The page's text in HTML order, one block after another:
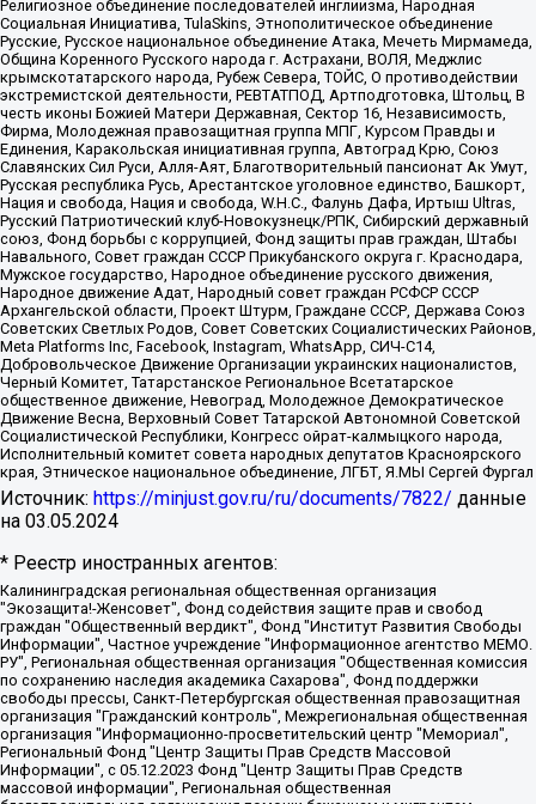
Религиозное объединение последователей инглиизма, Народная
Социальная Инициатива, TulaSkins, Этнополитическое объединение
Русские, Русское национальное объединение Атака, Мечеть Мирмамеда,
Община Коренного Русского народа г. Астрахани, ВОЛЯ, Меджлис
крымскотатарского народа, Рубеж Севера, ТОЙС, О противодействии
экстремистской деятельности, РЕВТАТПОД, Артподготовка, Штольц, В
честь иконы Божией Матери Державная, Сектор 16, Независимость,
Фирма, Молодежная правозащитная группа МПГ, Курсом Правды и
Единения, Каракольская инициативная группа, Автоград Крю, Союз
Славянских Сил Руси, Алля-Аят, Благотворительный пансионат Ак Умут,
Русская республика Русь, Арестантское уголовное единство, Башкорт,
Нация и свобода, Нация и свобода, W.H.С., Фалунь Дафа, Иртыш Ultras,
Русский Патриотический клуб-Новокузнецк/РПК, Сибирский державный
союз, Фонд борьбы с коррупцией, Фонд защиты прав граждан, Штабы
Навального, Совет граждан СССР Прикубанского округа г. Краснодара,
Мужское государство, Народное объединение русского движения,
Народное движение Адат, Народный совет граждан РСФСР СССР
Архангельской области, Проект Штурм, Граждане СССР, Держава Союз
Советских Светлых Родов, Совет Советских Социалистических Районов,
Meta Platforms Inc, Facebook, Instagram, WhatsApp, СИЧ-С14,
Добровольческое Движение Организации украинских националистов,
Черный Комитет, Татарстанское Региональное Всетатарское
общественное движение, Невоград, Молодежное Демократическое
Движение Весна, Верховный Совет Татарской Автономной Советской
Социалистической Республики, Конгресс ойрат-калмыцкого народа,
Исполнительный комитет совета народных депутатов Красноярского
края, Этническое национальное объединение, ЛГБТ, Я.МЫ Сергей Фургал
Источник: https://minjust.gov.ru/ru/documents/7822/ данные
на 03.05.2024
* Реестр иностранных агентов:
Калининградская региональная общественная организация "Экозащита!-Женсовет", Фонд содействия защите прав и свобод граждан "Общественный вердикт", Фонд "Институт Развития Свободы Информации", Частное учреждение "Информационное агентство МЕМО. РУ", Региональная общественная организация "Общественная комиссия по сохранению наследия академика Сахарова", Фонд поддержки свободы прессы, Санкт-Петербургская общественная правозащитная организация "Гражданский контроль", Межрегиональная общественная организация "Информационно-просветительский центр "Мемориал", Региональный Фонд "Центр Защиты Прав Средств Массовой Информации", с 05.12.2023 Фонд "Центр Защиты Прав Средств массовой информации", Региональная общественная благотворительная организация помощи беженцам и мигрантам "Гражданское содействие", Негосударственное образовательное учреждение дополнительного профессионального образования (повышение квалификации) специалистов "АКАДЕМИЯ ПО ПРАВАМ ЧЕЛОВЕКА", Свердловская региональная общественная организация "Сутяжник", Автономная некоммерческая организация "Центр независимых социологических исследований", Союз общественных объединений "Российский исследовательский центр по правам человека", Региональное общественное учреждение научно-информационный центр "МЕМОРИАЛ", Некоммерческая организация "Фонд защиты гласности", Автономная некоммерческая организация "Институт прав человека", Городская общественная организация "Екатеринбургское общество "МЕМОРИАЛ", Городская общественная организация "Рязанское историко-просветительское и правозащитное общество "Мемориал" (Рязанский Мемориал), Челябинский региональный орган общественной самодеятельности – женское общественное объединение "Женщины Евразии", Челябинский региональный орган общественной самодеятельности "Уральская правозащитная группа", Фонд содействия защите здоровья и социальной справедливости имени Андрея Рылькова, Автономная Некоммерческая Организация "Аналитический Центр Юрия Левады", Автономная некоммерческая организация социальной поддержки населения "Проект Апрель", Региональная общественная организация помощи женщинам и детям, находящимся в кризисной ситуации "Информационно-методический центр "Анна", Фонд содействия развитию массовых коммуникаций и правовому просвещению "Так-так-Так", Фонд содействия устойчивому развитию "Серебряная тайга", Свердловский региональный общественный фонд социальных проектов "Новое время", "Idel.Реалии", Кавказ.Реалии, Крым.Реалии, Телеканал Настоящее Время, Татаро-башкирская служба Радио Свобода (Azatliq Radiosi), Радио Свободная Европа/Радио Свобода (PCE/PC), "Сибирь.Реалии", "Фактограф", Благотворительный фонд помощи осужденным и их семьям, Автономная некоммерческая организация "Институт глобализации и социальных движений", Фонд "В защиту прав заключенных", Частное учреждение "Центр поддержки и содействия развитию средств массовой информации", Пензенский региональный общественный благотворительный фонд "Гражданский союз", "Север.Реалии", Некоммерческая организация Фонд "Правовая инициатива", Общество с ограниченной ответственностью "Радио Свободная Европа/Радио Свобода", Чешское информационное агентство "MEDIUM-ORIENT", Красноярская региональная общественная организация "Мы против СПИДа", Камалягин Денис Николаевич, Маркелов Сергей Евгеньевич, Пономарев Лев Александрович, Савицкая Людмила Алексеевна, Автономная некоммерческая организация "Центр по работе с проблемой насилия "НАСИЛИЮ.НЕТ", Межрегиональный профессиональный союз работников здравоохранения "Альянс врачей", Юридическое лицо, зарегистрированное в Латвийской Республике, SIA "Medusa Project" (регистрационный номер 40103797863, дата регистрации 10.06.2014), Некоммерческая организация "Фонд по борьбе с коррупцией", Автономная некоммерческая организация "Институт права и публичной политики", Баданин Роман Сергеевич, Гликин Максим Александрович, Железнова Мария Михайловна, Лукьянова Юлия Сергеевна, Маетная Елизавета Витальевна, Маняхин Петр Борисович, Чуракова Ольга Владимировна, Ярош Юлия Петровна, Юридическое лицо "The Insider SIA", зарегистрированное в Риге, Латвийская Республика (дата регистрации 26.06.2015), являющееся администратором доменного имени интернет-издания "The Insider SIA", https://theins.ru, Постернак Алексей Евгеньевич, Рубин Михаил Аркадьевич, Анин Роман Александрович, Юридическое лицо Istories fonds, зарегистрированное в Латвийской Республике (регистрационный номер 50008295751, дата регистрации 24.02.2020), Великовский Дмитрий Александрович, Долинина Ирина Николаевна, Мароховская Алеся Алексеевна, Шлейнов Роман Юрьевич, Шмагун Олеся Валентиновна, Общество с ограниченной ответственностью "Альтаир 2021", Общество с ограниченной ответственностью "Вега 2021", Общество с ограниченной ответственностью "Главный редактор 2021", Общество с ограниченной ответственностью "Ромашки монолит", Важенков Артем Валерьевич, Ивановская областная общественная организация "Центр гендерных исследований", Гурман Юрий Альбертович, Медиапроект "ОВД-Инфо", Егоров Владимир Владимирович, Жилинский Владимир Александрович, Общество с ограниченной ответственностью "ЗП", Иванова София Юрьевна, Карезина Инна Павловна, Кильтау Екатерина Викторовна, Петров Алексей Викторович, Пискунов Сергей Евгеньевич, Смирнов Сергей Сергеевич, Тихонов Михаил Сергеевич, Общество с ограниченной ответственностью "ЖУРНАЛИСТ-ИНОСТРАННЫЙ АГЕНТ", Арапова Галина Юрьевна, Вольтская Татьяна Анатольевна, Американская компания "Mason G.E.S. Anonymous Foundation" (США), являющаяся владельцем интернет-издания https://mnews.world/, Компания "Stichting Bellingcat", зарегистрированная в Нидерландах (дата регистрации 11.07.2018), Захаров Андрей Вячеславович, Клепиковская Екатерина Дмитриевна, Общество с ограниченной ответственностью "МЕМО", Перл Роман Александрович, Симонов Евгений Алексеевич, Соловьева Елена Анатольевна, Сотников Даниил Владимирович, Сурначева Елизавета Дмитриевна, Автономная некоммерческая организация по защите прав человека и информированию населения "Якутия – Наше Мнение", Общество с ограниченной ответственностью "Москоу диджитал медиа", с 26.01.2023 Общество с ограниченной ответственностью "Чайка Белые сады", Ветошкина Валерия Валерьевна, Заговора Максим Александрович, Межрегиональное общественное движение "Российская ЛГБТ - сеть", Оленичев Максим Владимирович, Павлов Иван Юрьевич, Скворцова Елена Сергеевна, Общество с ограниченной ответственностью "Как бы инагент", Кочетков Игорь Викторович, Общество с ограниченной ответственностью "Честные выборы", Еланчик Олег Александрович, Общество с ограниченной ответственностью "Нобелевский призыв", Гималова Регина Эмилевна, Григорьев Андрей Валерьевич, Григорьева Алина Александровна, Ассоциация по содействию защите прав призывников, альтернативнослужащих и военнослужащих "Правозащитная группа "Гражданин.Армия.Право", Хисамова Регина Фаритовна, Автономная некоммерческая организация по реализации социально-правовых программ "Лилит", Дальневосточное общественное движение "Маяк", Санкт-Петербургская ЛГБТ-инициативная группа "Выход", Инициативная группа ЛГБТ+ "Реверс", Алексеев Андрей Викторович, Бекбулатова Таисия Львовна, Беляев Иван Михайлович, Владыкина Елена Сергеевна, Гельман Марат Александрович, Никульшина Вероника Юрьевна, Толоконникова Надежда Андреевна, Шендерович Виктор Анатольевич, Общество с ограниченной ответственностью "Данное сообщение", Общество с ограниченной ответственностью Издательский дом "Новая глава", Айнбиндер Александра Александровна, Московский комьюнити-центр для ЛГБТ+инициатив, Благотворительный фонд развития филантропии, Deutsche Welle (Германия, Kurt-Schumacher-Strasse 3, 53113 Bonn), Борзунова Мария Михайловна, Воробьев Виктор Викторович, Голубева Анна Львовна, Константинова Алла Михайловна, Малкова Ирина Владимировна, Мурадов Мурад Абдулгалимович, Осетинская Елизавета Николаевна, Понасенков Евгений Николаевич, Ганапольский Матвей Юрьевич, Киселев Евгений Алексеевич, Борухович Ирина Григорьевна, Дремин Иван Тимофеевич, Дубровский Дмитрий Викторович, Красноярская региональная общественная организация поддержки и развития альтернативных образовательных технологий и межкультурных коммуникаций "ИНТЕРРА", Маяковская Екатерина Алексеевна, Фейгин Марк Захарович, Филимонов Андрей Викторович, Дзугкоева Регина Николаевна, Доброхотов Роман Александрович, Дудь Юрий Александрович, Елкин Сергей Владимирович, Кругликов Кирилл Игоревич, Сабунаева Мария Леонидовна, Семенов Алексей Владимирович, Шаинян Карен Багратович, Шульман Екатерина Михайловна, Асафьев Артур Валерьевич, Вахштайн Виктор Семенович, Венедиктов Алексей Алексеевич, Лушникова Екатерина Евгеньевна, Волков Леонид Михайлович, Невзоров Александр Глебович, Пархоменко Сергей Борисович, Сироткин Ярослав Николаевич, Кара-Мурза Владимир Владимирович, Баранова Наталья Владимировна, Гозман Леонид Яковлевич, Кагарлицкий Борис Юльевич, Климарев Михаил Валерьевич, Милов Владимир Станиславович, Автономная некоммерческая организация Краснодарский центр современного искусства "Типография", Моргенштерн Алишер Тагирович, Соболь Любовь Эдуардовна, Общество с ограниченной ответственностью "ЛИЗА НОРМ", Каспаров Гарри Кимович, Ходорковский Михаил Борисович, Общество с ограниченной ответственностью "Апрельские тезисы", Данилович Ирина Брониславовна, Кашин Олег Владимирович, Петров Николай Владимирович, Пивоваров Алексей Владимирович, Соколов Михаил Владимирович, Цветкова Юлия Владимировна, Чичваркин Евгений Александрович, Комитет против пыток/Команда против пыток, Общество с ограниченной ответственностью "Первый научный", Общество с ограниченной ответственностью "Вертолет и ко", Белоцерковская Вероника Борисовна, Кац Максим Евгеньевич, Лазарева Татьяна Юрьевна, Шаведдинов Руслан Табризович, Яшин Илья Валерьевич, Общество с ограниченной ответственностью "Иноагент ААВ", Алешковский Дмитрий Петрович, Альбац Евгения Марковна, Быков Дмитрий Львович, Галямина Юлия Евгеньевна, Лойко Сергей Леонидович, Мартынов Кирилл Константинович, Медведев Сергей Александрович, Крашенинников Федор Геннадиевич, Гордеева Катерина Вл